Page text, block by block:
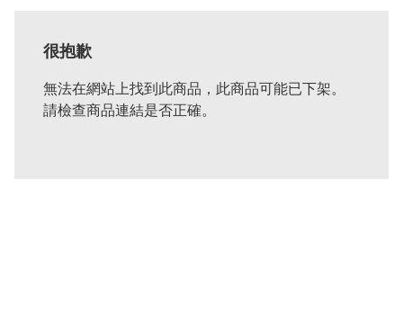
很抱歉
無法在網站上找到此商品，此商品可能已下架。
請檢查商品連結是否正確。